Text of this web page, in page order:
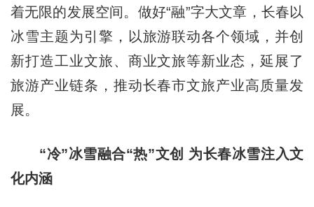
着无限的发展空间。做好“融”字大文章，长春以
冰雪主题为引擎，以旅游联动各个领域，并创
新打造工业文旅、商业文旅等新业态，延展了
旅游产业链条，推动长春市文旅产业高质量发
展。
“冷”冰雪融合“热”文创 为长春冰雪注入文
化内涵